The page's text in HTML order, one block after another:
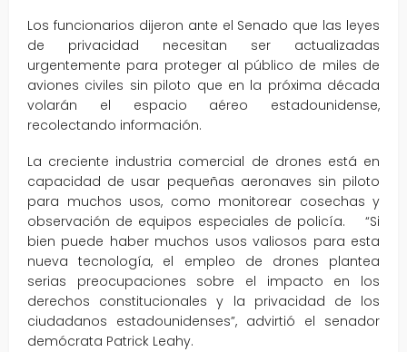
Los funcionarios dijeron ante el Senado que las leyes
de privacidad necesitan ser actualizadas
urgentemente para proteger al público de miles de
aviones civiles sin piloto que en la próxima década
volarán el espacio aéreo estadounidense,
recolectando información.
La creciente industria comercial de drones está en
capacidad de usar pequeñas aeronaves sin piloto
para muchos usos, como monitorear cosechas y
observación de equipos especiales de policía. “Si
bien puede haber muchos usos valiosos para esta
nueva tecnología, el empleo de drones plantea
serias preocupaciones sobre el impacto en los
derechos constitucionales y la privacidad de los
ciudadanos estadounidenses”, advirtió el senador
demócrata Patrick Leahy.